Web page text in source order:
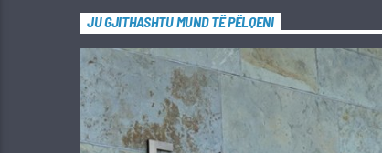
JU GJITHASHTU MUND TË PËLQENI